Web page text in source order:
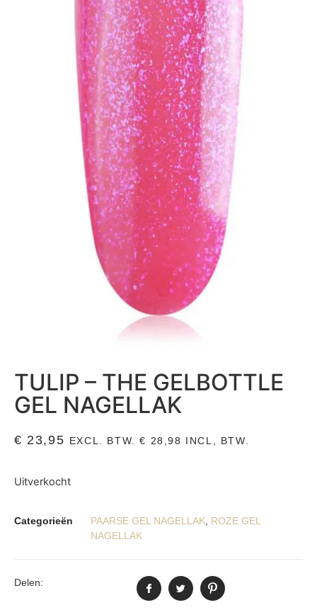
TULIP – THE GELBOTTLE
GEL NAGELLAK
€ 23,95 EXCL. BTW.€ 28,98 INCL, BTW.
Uitverkocht
Categorieën PAARSE GEL NAGELLAK, ROZE GEL
NAGELLAK
Delen: